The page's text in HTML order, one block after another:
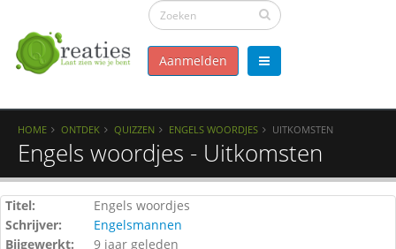
Aanmelden
HOME ONTDEK QUIZZEN ENGELS WOORDJES UITKOMSTEN
Engels woordjes - Uitkomsten
Titel:
Engels woordjes
Schrijver:
Engelsmannen
Bijgewerkt:
9 jaar geleden